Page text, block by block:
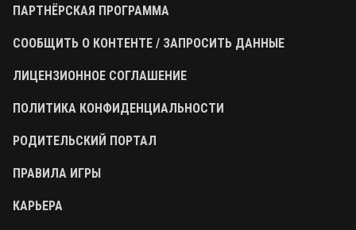
ПАРТНЁРСКАЯ ПРОГРАММА
СООБЩИТЬ О КОНТЕНТЕ / ЗАПРОСИТЬ ДАННЫЕ
ЛИЦЕНЗИОННОЕ СОГЛАШЕНИЕ
ПОЛИТИКА КОНФИДЕНЦИАЛЬНОСТИ
РОДИТЕЛЬСКИЙ ПОРТАЛ
ПРАВИЛА ИГРЫ
КАРЬЕРА